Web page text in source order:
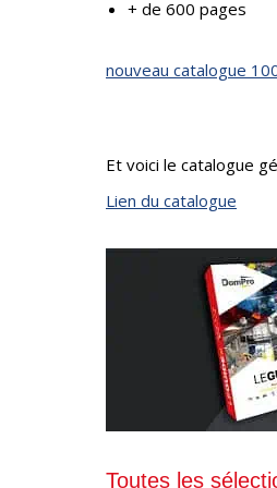
+ de 600 pages
nouveau catalogue
Et voici le catalogue
Lien du catalogue
Toutes les